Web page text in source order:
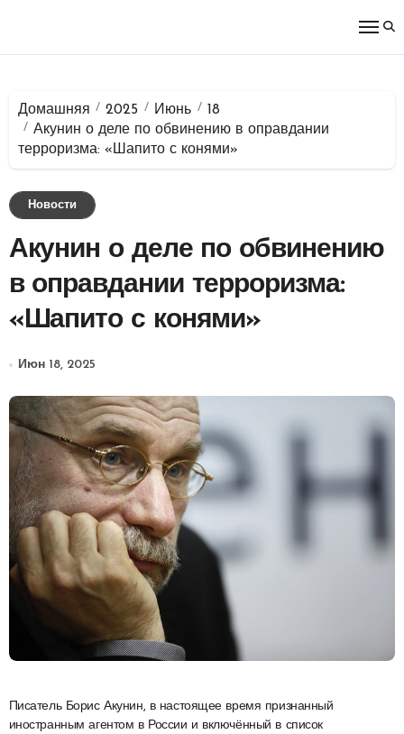
Домашняя 2025 Июнь
18
Акунин о деле по обвинению в оправдании
терроризма: «Шапито с конями»
Новости
Акунин о деле по обвинению
в оправдании терроризма:
«Шапито с конями»
Июн 18, 2025
Писатель Борис Акунин, в настоящее время признанный
иностранным агентом в России и включённый в список